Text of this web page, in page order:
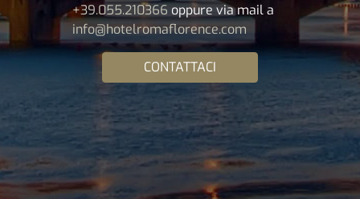
+39.055.210366 oppure via mail a
info@hotelromaflorence.com
CONTATTACI